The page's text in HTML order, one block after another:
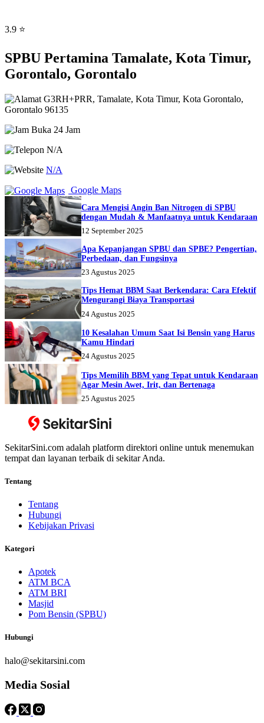
3.9 ⭐
SPBU Pertamina Tamalate, Kota Timur,
Gorontalo, Gorontalo
G3RH+PRR, Tamalate, Kota Timur, Kota Gorontalo,
Gorontalo 96135
Buka 24 Jam
N/A
N/A
Google Maps
Cara Mengisi Angin Ban Nitrogen di SPBU
dengan Mudah & Manfaatnya untuk Kendaraan
12 September 2025
Apa Kepanjangan SPBU dan SPBE? Pengertian,
Perbedaan, dan Fungsinya
23 Agustus 2025
Tips Hemat BBM Saat Berkendara: Cara Efektif
Mengurangi Biaya Transportasi
24 Agustus 2025
10 Kesalahan Umum Saat Isi Bensin yang Harus
Kamu Hindari
24 Agustus 2025
Tips Memilih BBM yang Tepat untuk Kendaraan
Agar Mesin Awet, Irit, dan Bertenaga
25 Agustus 2025
SekitarSini.com adalah platform direktori online untuk menemukan
tempat dan layanan terbaik di sekitar Anda.
Tentang
Tentang
Hubungi
Kebijakan Privasi
Kategori
Apotek
ATM BCA
ATM BRI
Masjid
Pom Bensin (SPBU)
Hubungi
halo@sekitarsini.com
Media Sosial